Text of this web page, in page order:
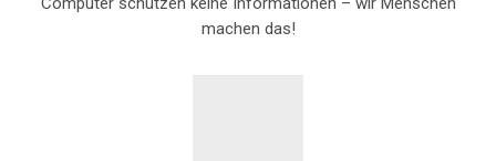
machen das!